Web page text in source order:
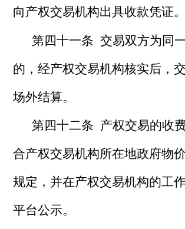
向产权交易机构出具收款凭证。
第四十一条 交易双方为同
的，经产权交易机构核实后，
场外结算。
第四十二条 产权交易的收
合产权交易机构所在地政府物
规定，并在产权交易机构的工
平台公示。